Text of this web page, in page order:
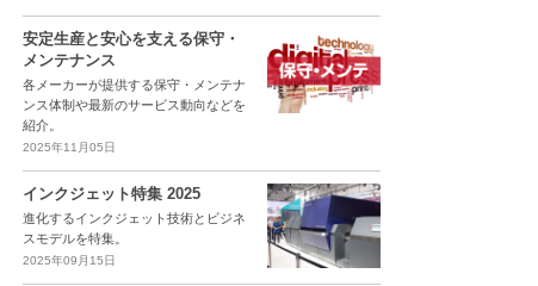
安定生産と安心を支える保守・
メンテナンス
各メーカーが提供する保守・メンテナ
ンス体制や最新のサービス動向などを
紹介。
2025年11月05日
インクジェット特集 2025
進化するインクジェット技術とビジネ
スモデルを特集。
2025年09月15日